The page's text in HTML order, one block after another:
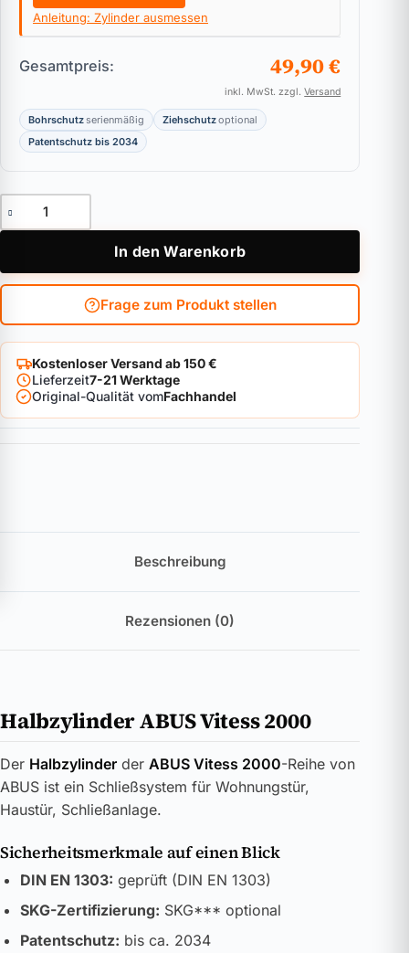
Anleitung: Zylinder ausmessen
Gesamtpreis: 49,90 €
inkl. MwSt. zzgl.Versand
Bohrschutzserienmäßig Ziehschutzoptional
Patentschutz bis 2034
Halbzylinder ABUS Vitess.2000 Menge
In den Warenkorb
Frage zum Produkt stellen
Kostenloser Versand ab 150 €
Lieferzeit7-21 Werktage
Original-Qualität vomFachhandel
Beschreibung
Rezensionen (0)
Halbzylinder ABUS Vitess 2000
Der Halbzylinder der ABUS Vitess 2000-Reihe von
ABUS ist ein Schließsystem für Wohnungstür,
Haustür, Schließanlage.
Sicherheitsmerkmale auf einen Blick
DIN EN 1303: geprüft (DIN EN 1303)
SKG-Zertifizierung: SKG*** optional
Patentschutz: bis ca. 2034